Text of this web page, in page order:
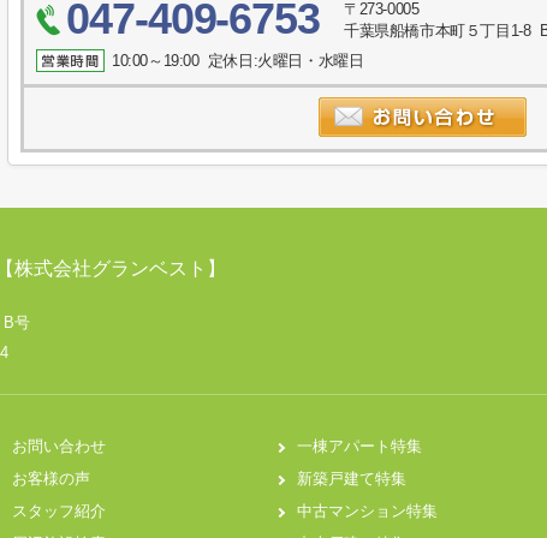
047-409-6753
〒273-0005
千葉県船橋市本町５丁目1-8
10:00～19:00 定休日:火曜日・水曜日
株式会社グランベスト】
号
お問い合わせ
お客様の声
スタッフ紹介
一棟アパート特集
新築戸建て特集
中古マンション特集